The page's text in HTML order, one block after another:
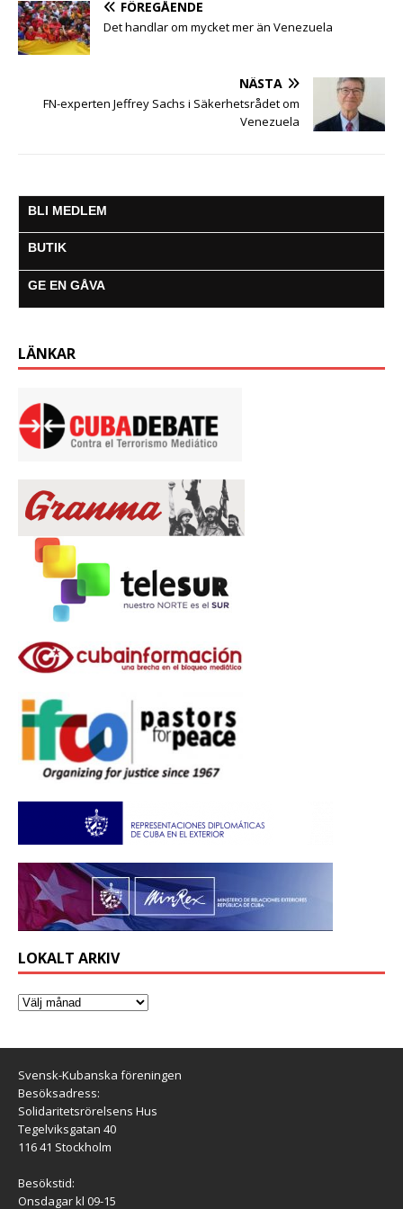
r
FÖREGÅENDE
Det handlar om mycket mer än Venezuela
NÄSTA
FN-experten Jeffrey Sachs i Säkerhetsrådet om
Venezuela
BLI MEDLEM
BUTIK
GE EN GÅVA
LÄNKAR
LOKALT ARKIV
Svensk-Kubanska föreningen
Besöksadress:
Solidaritetsrörelsens Hus
Tegelviksgatan 40
116 41 Stockholm
Besökstid:
Onsdagar kl 09-15